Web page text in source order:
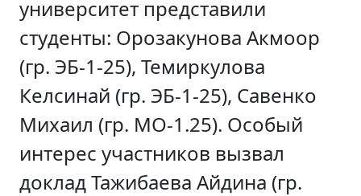
университет представили
студенты: Орозакунова Акмоор
(гр. ЭБ-1-25), Темиркулова
Келсинай (гр. ЭБ-1-25), Савенко
Михаил (гр. МО-1.25). Особый
интерес участников вызвал
доклад Тажибаева Айдина (гр.